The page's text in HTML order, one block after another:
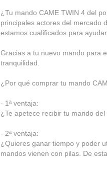
¿Tu mando CAME TWIN 4 del
principales actores del mercado
estamos cualificados para
Gracias a tu nuevo mando para
tranquilidad.
¿Por qué comprar tu mando
- 1ª ventaja:
¿Te apetece recibir tu mando
- 2ª ventaja:
¿Quieres ganar tiempo y poder
mandos vienen con pilas. De